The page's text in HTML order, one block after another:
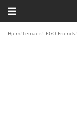
HJEM
Hjem Temaer LEGO Friends